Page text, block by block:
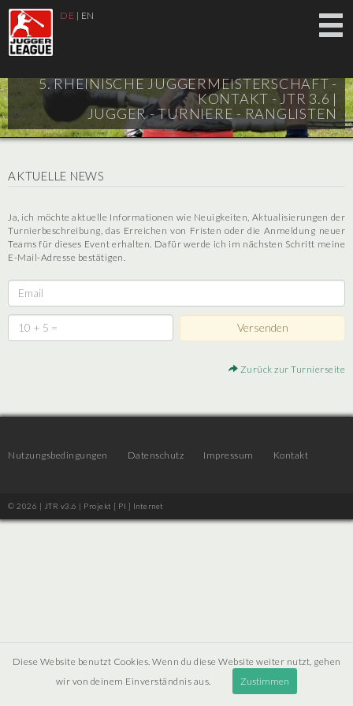
DE | EN
5. RHEINISCHE JUGGERMEISTERSCHAFT -
KONTAKT - JTR 3.6 |
JUGGER - TURNIERE - RANGLISTEN
AKTUELLE NEWS
Ja, ich möchte aktuelle Informationen wie Neuigkeiten, Aktualisierungen der
Turnierbeschreibung, das Erreichen von Fristen oder die Anmeldung neuer
Teams für dieses Event erhalten. Dafür werde ich im nächsten Schritt meine
E-Mail-Adresse bestätigen.
Zurück zur Turnierseite
Nutzungsbedingungen Datenschutz Impressum Kontakt
© 2026 | JTR v3.6 | Projekt [ PI ] Internet
Diese Website benutzt Cookies. Wenn du diese Website weiter nutzt, gehen
wir von deinem Einverständnis aus.
Zustimmen